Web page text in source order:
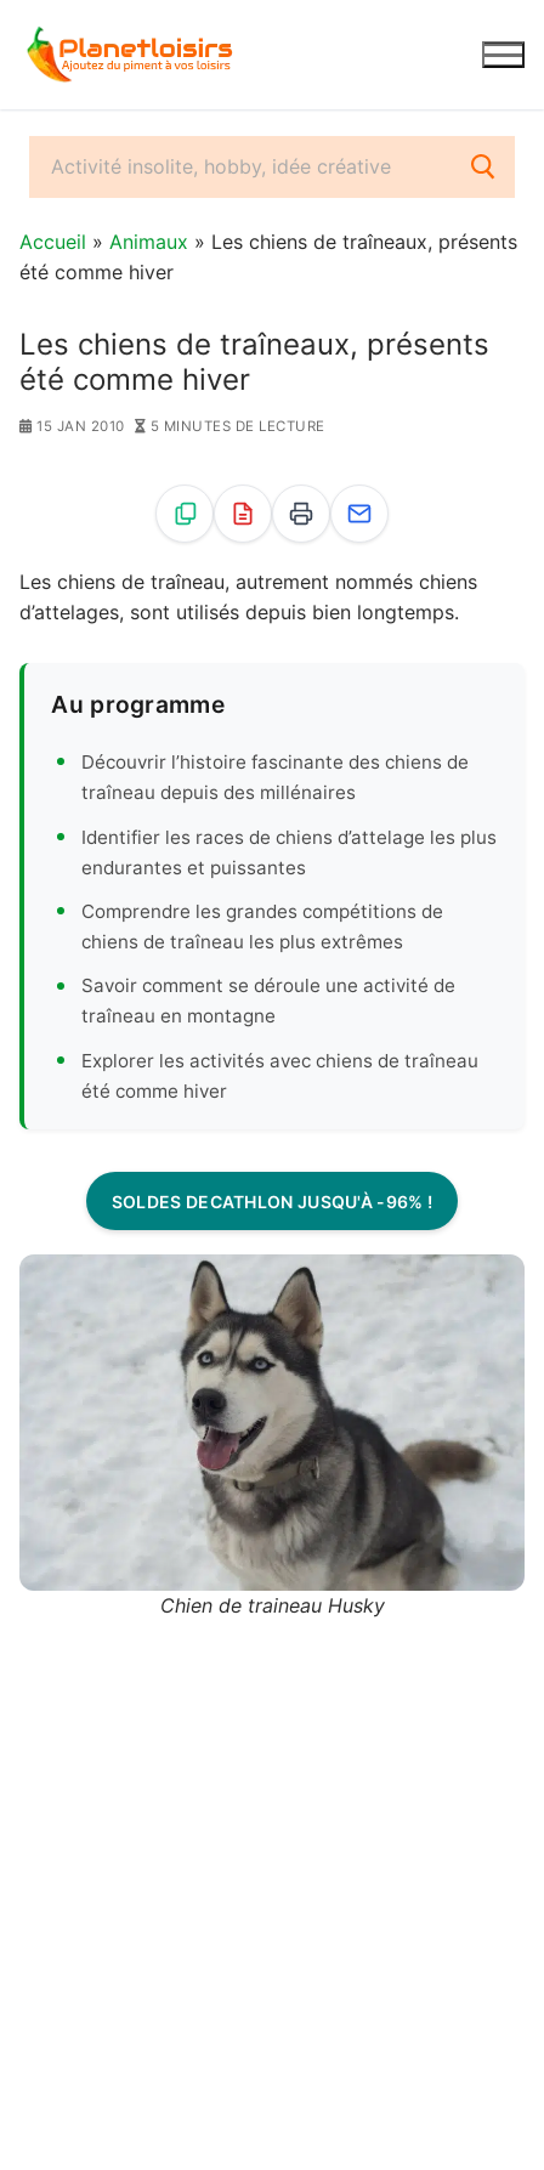
contenu
Accueil » Animaux » Les chiens de traîneaux, présents
été comme hiver
Les chiens de traîneaux, présents
été comme hiver
15 JAN 2010 5 MINUTES DE LECTURE
Les chiens de traîneau, autrement nommés chiens
d’attelages, sont utilisés depuis bien longtemps.
Au programme
Découvrir l’histoire fascinante des chiens de
traîneau depuis des millénaires
Identifier les races de chiens d’attelage les plus
endurantes et puissantes
Comprendre les grandes compétitions de
chiens de traîneau les plus extrêmes
Savoir comment se déroule une activité de
traîneau en montagne
Explorer les activités avec chiens de traîneau
été comme hiver
SOLDES DECATHLON JUSQU'À -96% !
Chien de traineau Husky